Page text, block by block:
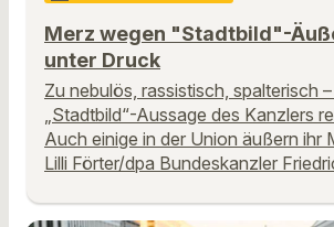
Merz wegen "Stadtbild"-
unter Druck
Zu nebulös, rassistisch, spalterisch
„Stadtbild“-Aussage des Kanzlers
Auch einige in der Union äußern ihr
Lilli Förter/dpa Bundeskanzler